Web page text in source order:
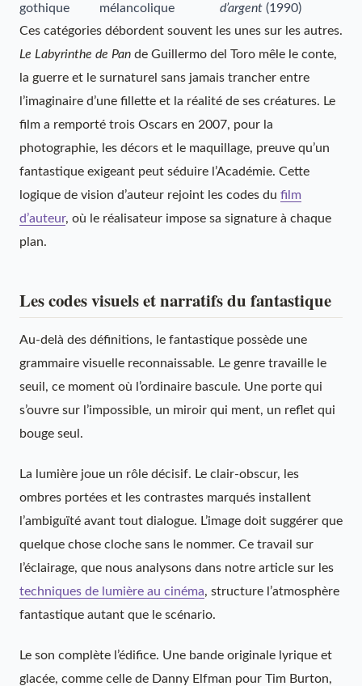
gothique
mélancolique
d’argent (1990)
Ces catégories débordent souvent les unes sur les autres.
Le Labyrinthe de Pan de Guillermo del Toro mêle le conte,
la guerre et le surnaturel sans jamais trancher entre
l’imaginaire d’une fillette et la réalité de ses créatures. Le
film a remporté trois Oscars en 2007, pour la
photographie, les décors et le maquillage, preuve qu’un
fantastique exigeant peut séduire l’Académie. Cette
logique de vision d’auteur rejoint les codes du film
d’auteur, où le réalisateur impose sa signature à chaque
plan.
Les codes visuels et narratifs du fantastique
Au-delà des définitions, le fantastique possède une
grammaire visuelle reconnaissable. Le genre travaille le
seuil, ce moment où l’ordinaire bascule. Une porte qui
s’ouvre sur l’impossible, un miroir qui ment, un reflet qui
bouge seul.
La lumière joue un rôle décisif. Le clair-obscur, les
ombres portées et les contrastes marqués installent
l’ambiguïté avant tout dialogue. L’image doit suggérer que
quelque chose cloche sans le nommer. Ce travail sur
l’éclairage, que nous analysons dans notre article sur les
techniques de lumière au cinéma, structure l’atmosphère
fantastique autant que le scénario.
Le son complète l’édifice. Une bande originale lyrique et
glacée, comme celle de Danny Elfman pour Tim Burton,